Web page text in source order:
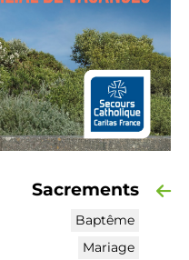
Sacrements
Baptême
Mariage